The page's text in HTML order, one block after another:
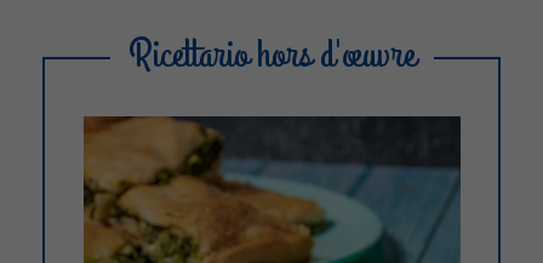
Ricettario hors d'œuvre